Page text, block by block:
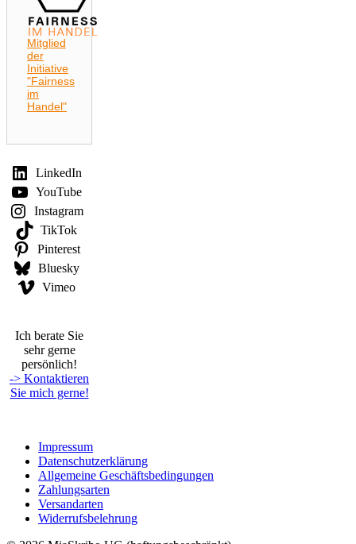
Mitglied
der
Initiative
"Fairness
im
Handel"
LinkedIn
YouTube
Instagram
TikTok
Pinterest
Bluesky
Vimeo
Ich berate Sie
sehr gerne
persönlich!
-> Kontaktieren
Sie mich gerne!
Impressum
Datenschutzerklärung
Allgemeine Geschäftsbedingungen
Zahlungsarten
Versandarten
Widerrufsbelehrung